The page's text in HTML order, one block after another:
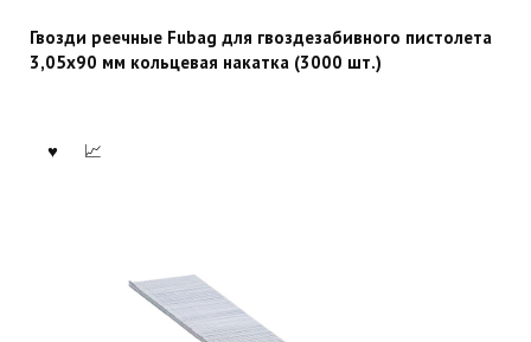
Гвозди реечные Fubag для гвоздезабивного пистолета
3,05х90 мм кольцевая накатка (3000 шт.)